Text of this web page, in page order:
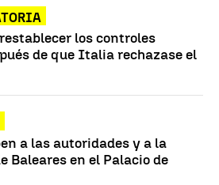
los controles
de que Italia rechazase el
a las autoridades y a la
Baleares en el Palacio de